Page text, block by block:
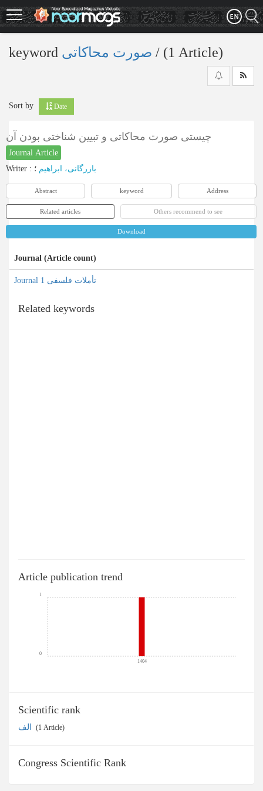
Skip
to
main
keyword ‎/ (1 Article)
Sort by Date
چیستی صورت محاکاتی و تبیین شناختی بودن آن
Journal Article
Writer : بازرگانی، ابراهیم ؛
Abstract keyword Address
Related articles Others recommend to see
Download
Journal (Article count)
Journal تأملات فلسفی 1
Related keywords
Article publication trend
1404
0
1
Scientific rank
‎ (1 Article)
Congress Scientific Rank